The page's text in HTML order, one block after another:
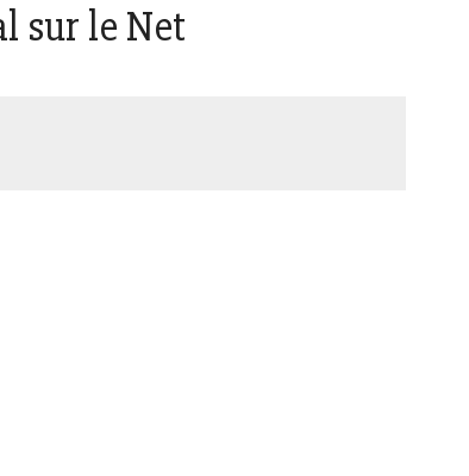
sur le Net